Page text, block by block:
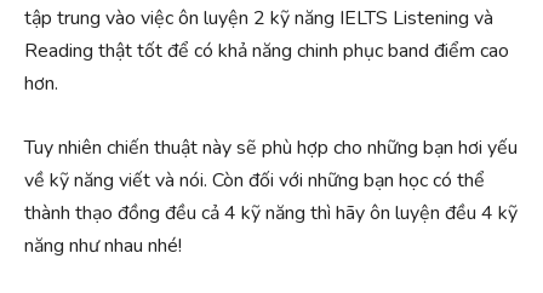
tập trung vào việc ôn luyện 2 kỹ năng IELTS Listening và
Reading thật tốt để có khả năng chinh phục band điểm cao
hơn.
Tuy nhiên chiến thuật này sẽ phù hợp cho những bạn hơi yếu
về kỹ năng viết và nói. Còn đối với những bạn học có thể
thành thạo đồng đều cả 4 kỹ năng thì hãy ôn luyện đều 4 kỹ
năng như nhau nhé!